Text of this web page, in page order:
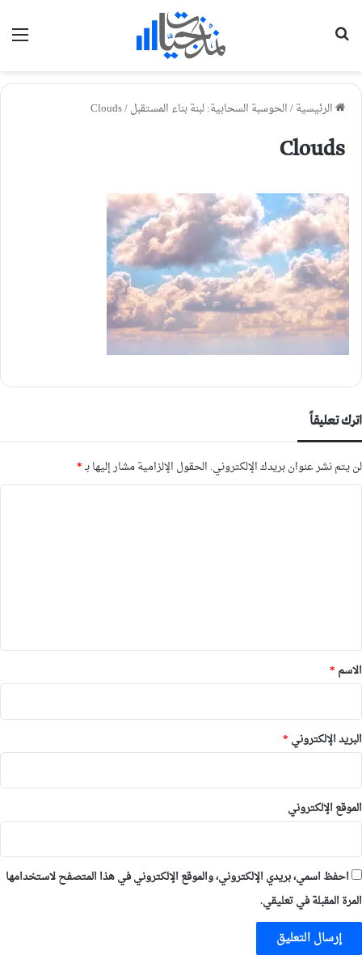
الرئيسية/الحوسبة السحابية: لبنة بناء المستقبل/
Clouds
Clouds
اترك تعليقاً
لن يتم نشر عنوان بريدك الإلكتروني. الحقول الإلزامية مشار إليها بـ*
*
الاسم *
البريد الإلكتروني *
الموقع الإلكتروني
احفظ اسمي، بريدي الإلكتروني، والموقع الإلكتروني في هذا المتصفح لاستخدامها
المرة المقبلة في تعليقي.